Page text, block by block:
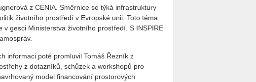
z CENIA. Směrnice se týká infrastruktury
životního prostředí v Evropské unii. Toto téma
gesci Ministerstva životního prostředí. S INSPIRE
informaci poté promluvil Tomáš Řezník z
z dotazníků, schůzek a workshopů pro
model financování prostorových